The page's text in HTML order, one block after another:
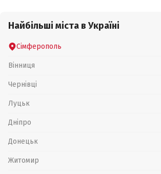
Найбільші міста в Україні
Сімферополь
Вінниця
Чернівці
Луцьк
Дніпро
Донецьк
Житомир